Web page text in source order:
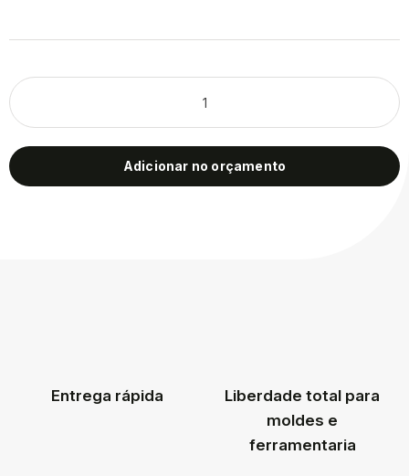
Adicionar no orçamento
Entrega rápida
Liberdade total para
moldes e
ferramentaria